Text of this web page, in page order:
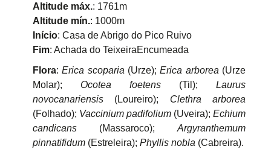
Altitude máx.: 1761m
Altitude mín.: 1000m
Início: Casa de Abrigo do Pico Ruivo
Fim: Achada do TeixeiraEncumeada
Flora:Erica scoparia (Urze);Erica arborea (Urze
Molar); Ocotea foetens (Til); Laurus
novocanariensis (Loureiro); Clethra arborea
(Folhado); Vaccinium padifolium (Uveira); Echium
candicans (Massaroco); Argyranthemum
pinnatifidum (Estreleira); Phyllis nobla (Cabreira).